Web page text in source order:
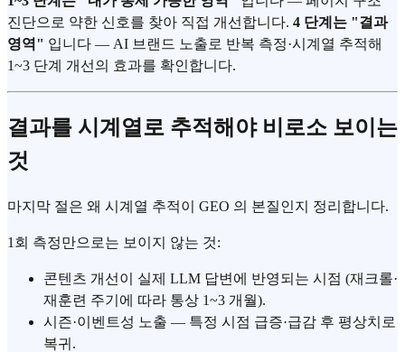
진단으로 약한 신호를 찾아 직접 개선합니다. 4 단계는 "결과
영역" 입니다 — AI 브랜드 노출로 반복 측정·시계열 추적해
1~3 단계 개선의 효과를 확인합니다.
결과를 시계열로 추적해야 비로소 보이는
것
마지막 절은 왜 시계열 추적이 GEO 의 본질인지 정리합니다.
1회 측정만으로는 보이지 않는 것:
콘텐츠 개선이 실제 LLM 답변에 반영되는 시점 (재크롤·
재훈련 주기에 따라 통상 1~3 개월).
시즌·이벤트성 노출 — 특정 시점 급증·급감 후 평상치로
복귀.